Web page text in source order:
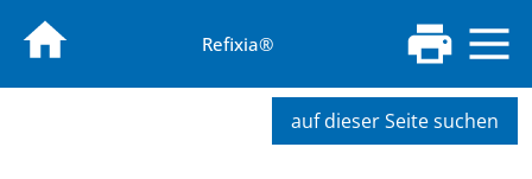
Refixia®
auf dieser Seite suchen